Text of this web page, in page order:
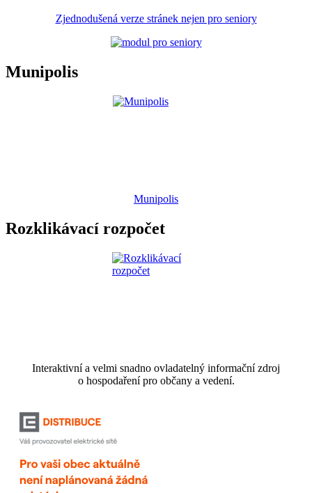
Zjednodušená verze stránek nejen pro seniory
Munipolis
Munipolis
Rozklikávací rozpočet
Interaktivní a velmi snadno ovladatelný informační zdroj
o hospodaření pro občany a vedení.